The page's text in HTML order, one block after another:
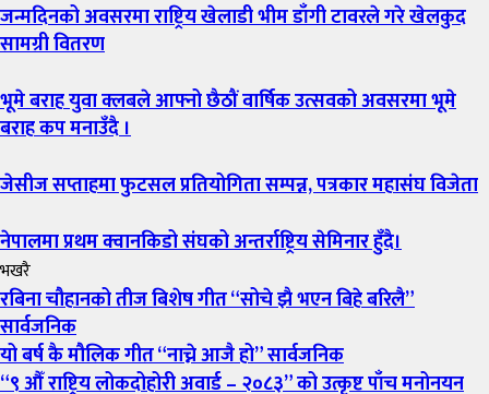
जन्मदिनको अवसरमा राष्ट्रिय खेलाडी भीम डाँगी टावरले गरे खेलकुद
सामग्री वितरण
भूमे बराह युवा क्लबले आफ्नो छैठौं वार्षिक उत्सवको अवसरमा भूमे
बराह कप मनाउँदै ।
जेसीज सप्ताहमा फुटसल प्रतियोगिता सम्पन्न, पत्रकार महासंघ विजेता
नेपालमा प्रथम क्वानकिडो संघको अन्तर्राष्ट्रिय सेमिनार हुँदै।
भखरै
रबिना चौहानको तीज बिशेष गीत “सोचे झै भएन बिहे बरिलै”
सार्वजनिक
यो बर्ष कै मौलिक गीत “नाच्ने आजै हो” सार्वजनिक
“९ औँ राष्ट्रिय लोकदोहोरी अवार्ड – २०८३” को उत्कृष्ट पाँच मनोनयन